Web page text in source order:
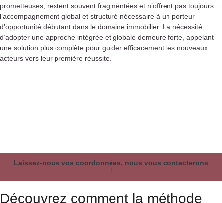
prometteuses, restent souvent fragmentées et n’offrent pas toujours
l’accompagnement global et structuré nécessaire à un porteur
d’opportunité débutant dans le domaine immobilier. La nécessité
d’adopter une approche intégrée et globale demeure forte, appelant
une solution plus complète pour guider efficacement les nouveaux
acteurs vers leur première réussite.
Laissez-nous vos coordonnées, nous vous contacterons
!
Découvrez comment la méthode